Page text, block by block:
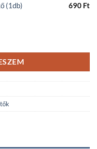
(1db) 690 Ft